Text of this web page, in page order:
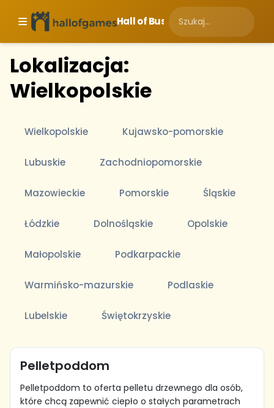
Hall of Business
Lokalizacja:
Wielkopolskie
Wielkopolskie Kujawsko-pomorskie
Lubuskie Zachodniopomorskie
Mazowieckie Pomorskie Śląskie
Łódzkie Dolnośląskie Opolskie
Małopolskie Podkarpackie
Warmińsko-mazurskie Podlaskie
Lubelskie Świętokrzyskie
Pelletpoddom
Pelletpoddom to oferta pelletu drzewnego dla osób,
które chcą zapewnić ciepło o stałych parametrach